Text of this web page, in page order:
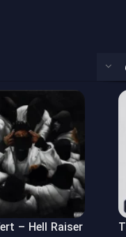
– Hell Raiser